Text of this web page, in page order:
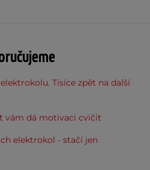
Tisíce zpět na další
vám dá motivaci cvičit
elektrokol - stačí jen